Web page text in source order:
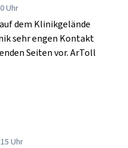
Uhr
dem Klinikgelände
sehr engen Kontakt
Seiten vor. ArToll
Uhr